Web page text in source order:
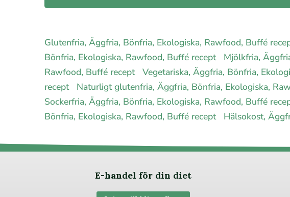
Glutenfria, Äggfria, Bönfria, Ekologiska, Rawfood, Buffé
Bönfria, Ekologiska, Rawfood, Buffé recept
Mjölkfria,
Rawfood, Buffé recept Vegetariska, Äggfria, Bönfria,
recept
Naturligt glutenfria, Äggfria, Bönfria, Ekologiska,
Sockerfria, Äggfria, Bönfria, Ekologiska, Rawfood, Buffé
Bönfria, Ekologiska, Rawfood, Buffé recept
Hälsokost,
E-handel för din diet